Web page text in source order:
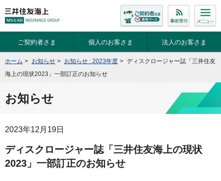
ご契約者さま 個人のお客さま 法人のお客さま
ホーム > お知らせ > お知らせ : 2023年度 > ディスクロージャー誌「三井住友
海上の現状2023」一部訂正のお知らせ
お知らせ
2023年12月19日
ディスクロージャー誌「三井住友海上の現状
2023」一部訂正のお知らせ